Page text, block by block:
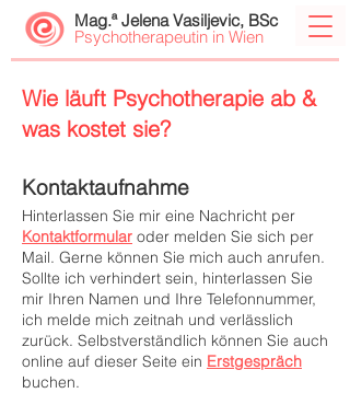
Mag.ª Jelena Vasiljevic, BSc
Psychotherapeutin in Wien
Wie läuft Psychotherapie ab &
was kostet sie?
Kontaktaufnahme
Hinterlassen Sie mir eine Nachricht per
Kontaktformular oder melden Sie sich per
Mail. Gerne können Sie mich auch anrufen.
Sollte ich verhindert sein, hinterlassen Sie
mir Ihren Namen und Ihre Telefonnummer,
ich melde mich zeitnah und verlässlich
zurück. Selbstverständlich können Sie auch
online auf dieser Seite ein Erstgespräch
buchen.